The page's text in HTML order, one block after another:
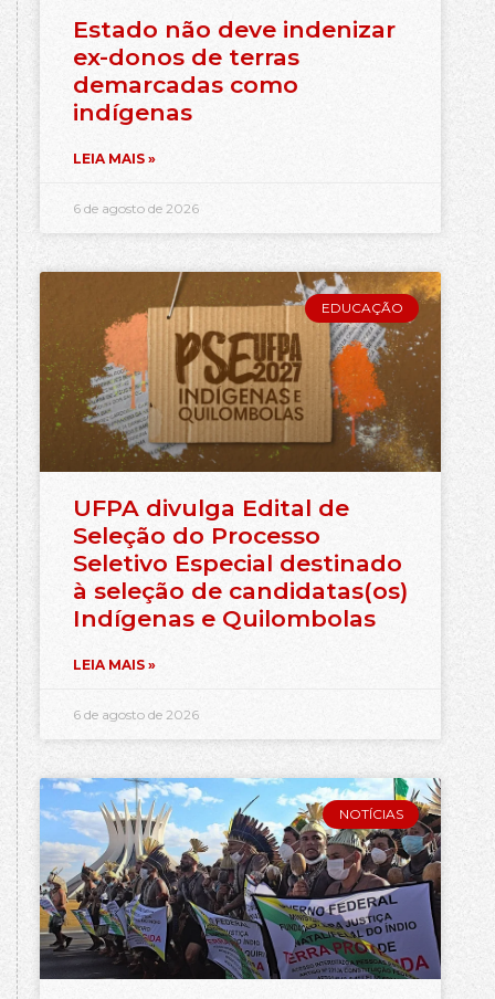
Estado não deve indenizar
ex-donos de terras
demarcadas como
indígenas
LEIA MAIS »
6 de agosto de 2026
EDUCAÇÃO
UFPA divulga Edital de
Seleção do Processo
Seletivo Especial destinado
à seleção de candidatas(os)
Indígenas e Quilombolas
LEIA MAIS »
6 de agosto de 2026
NOTÍCIAS